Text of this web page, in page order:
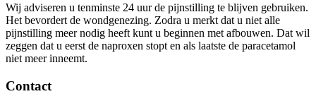
Wij adviseren u tenminste 24 uur de pijnstilling te blijven gebruiken.
Het bevordert de wondgenezing. Zodra u merkt dat u niet alle
pijnstilling meer nodig heeft kunt u beginnen met afbouwen. Dat wil
zeggen dat u eerst de naproxen stopt en als laatste de paracetamol
niet meer inneemt.
Contact